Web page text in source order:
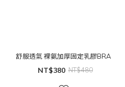
舒服透氣 裸氨加厚固定乳膠BRA
NT$380 NT$480